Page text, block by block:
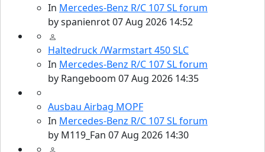
In Mercedes-Benz R/C 107 SL forum
byspanienrot07 Aug 2026 14:52
Haltedruck /Warmstart 450 SLC
In Mercedes-Benz R/C 107 SL forum
by Rangeboom 07 Aug 2026 14:35
Ausbau Airbag MOPF
In Mercedes-Benz R/C 107 SL forum
by M119_Fan 07 Aug 2026 14:30